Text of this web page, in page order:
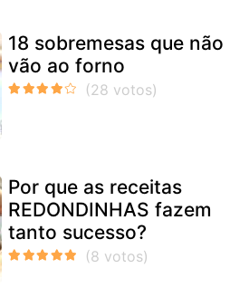
18 sobremesas que não
vão ao forno
Por que as receitas
REDONDINHAS fazem
tanto sucesso?